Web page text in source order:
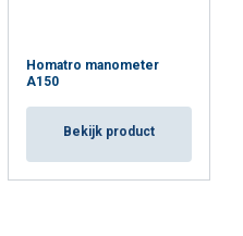
Homatro manometer
A150
Bekijk product